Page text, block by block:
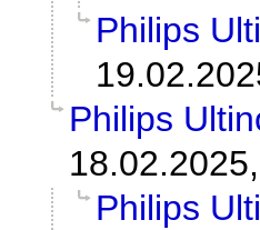
Philips
Philips
Philips